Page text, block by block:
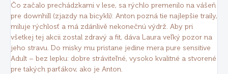
Čo začalo prechádzkami v lese, sa rýchlo premenilo na vášeň
pre downhill (zjazdy na bicykli): Anton pozná tie najlepšie traily,
miluje rýchlosť a má zdánlivě nekonečnú výdrž. Aby pri
všetkej tej akcii zostal zdravý a fit, dáva Laura veľký pozor na
jeho stravu. Do misky mu pristane jedine mera pure sensitive
Adult – bez lepku: dobre stráviteľné, vysoko kvalitné a stvorené
pre takých parťákov, ako je Anton.